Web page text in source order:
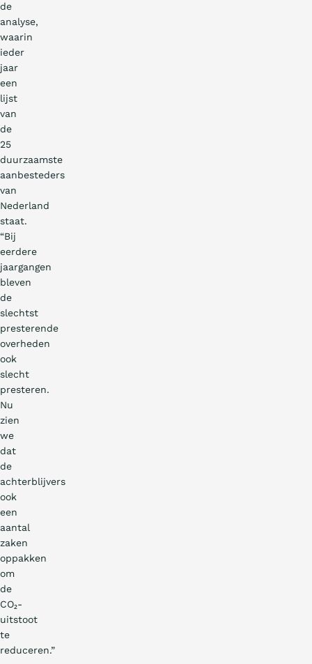
de
analyse,
waarin
ieder
jaar
een
lijst
van
de
25
duurzaamste
aanbesteders
van
Nederland
staat.
“Bij
eerdere
jaargangen
bleven
de
slechtst
presterende
overheden
ook
slecht
presteren.
Nu
zien
we
dat
de
achterblijvers
ook
een
aantal
zaken
oppakken
om
de
CO₂-
uitstoot
te
reduceren.”